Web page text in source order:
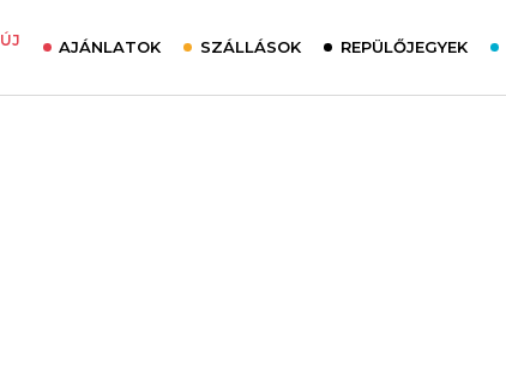
ÚJ AJÁNLATOK SZÁLLÁSOK REPÜLŐJEGYEK